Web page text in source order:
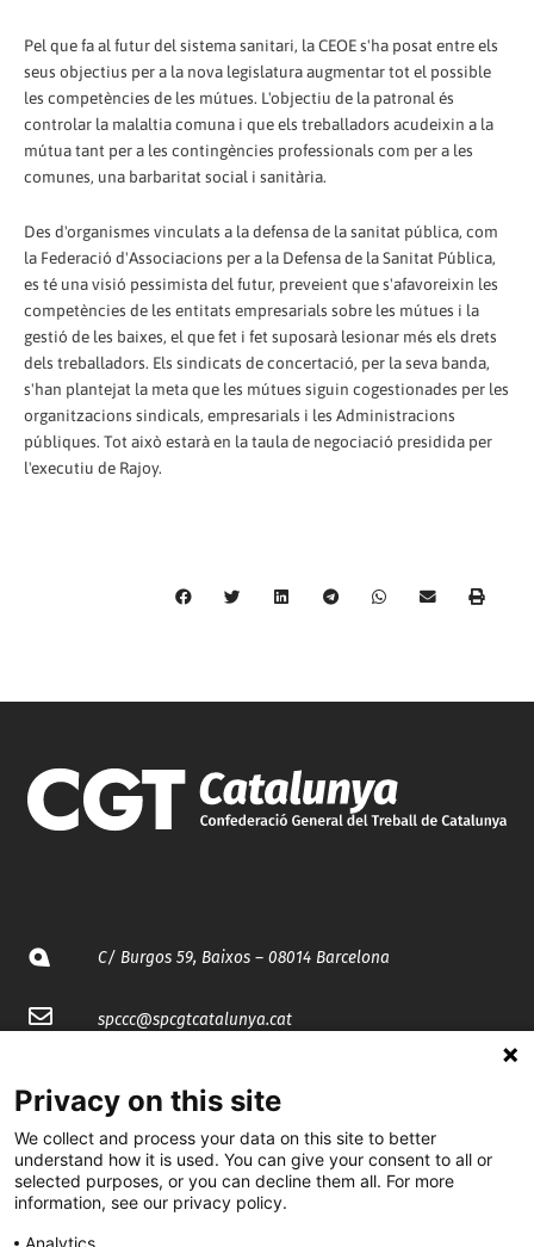
Pel que fa al futur del sistema sanitari, la CEOE s'ha posat entre els
seus objectius per a la nova legislatura augmentar tot el possible
les competències de les mútues. L'objectiu de la patronal és
controlar la malaltia comuna i que els treballadors acudeixin a la
mútua tant per a les contingències professionals com per a les
comunes, una barbaritat social i sanitària.
Des d'organismes vinculats a la defensa de la sanitat pública, com
la Federació d'Associacions per a la Defensa de la Sanitat Pública,
es té una visió pessimista del futur, preveient que s'afavoreixin les
competències de les entitats empresarials sobre les mútues i la
gestió de les baixes, el que fet i fet suposarà lesionar més els drets
dels treballadors. Els sindicats de concertació, per la seva banda,
s'han plantejat la meta que les mútues siguin cogestionades per les
organitzacions sindicals, empresarials i les Administracions
públiques. Tot això estarà en la taula de negociació presidida per
l'executiu de Rajoy.
C/ Burgos 59, Baixos – 08014 Barcelona
spccc@spcgtcatalunya.cat
@CGTCatalunya
cgtcatalunya
CGTCatalunya
Privacy on this site
We collect and process your data on this site to better
understand how it is used. You can give your consent to all or
selected purposes, or you can decline them all. For more
information, see our privacy policy.
Analytics